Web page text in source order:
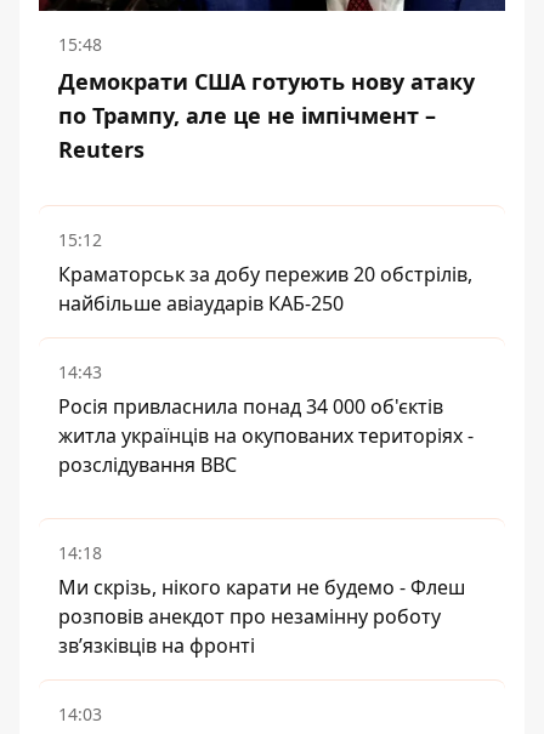
15:48
Демократи США готують нову атаку
по Трампу, але це не імпічмент –
Reuters
15:12
Краматорськ за добу пережив 20 обстрілів,
найбільше авіаударів КАБ-250
14:43
Росія привласнила понад 34 000 об'єктів
житла українців на окупованих територіях -
розслідування BBC
14:18
Ми скрізь, нікого карати не будемо - Флеш
розповів анекдот про незамінну роботу
зв’язківців на фронті
14:03